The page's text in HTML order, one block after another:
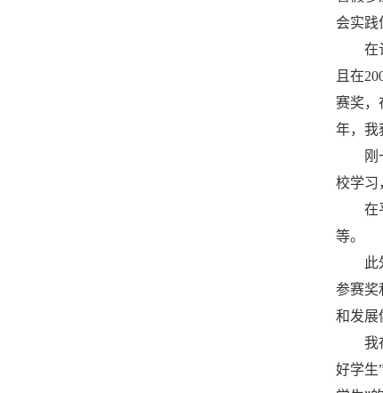
会实践
在
且在
赛奖，
年，我
刚
校学习
在
等。
此
参赛奖
和发展
我
好学生